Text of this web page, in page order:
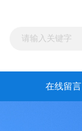
在线留言